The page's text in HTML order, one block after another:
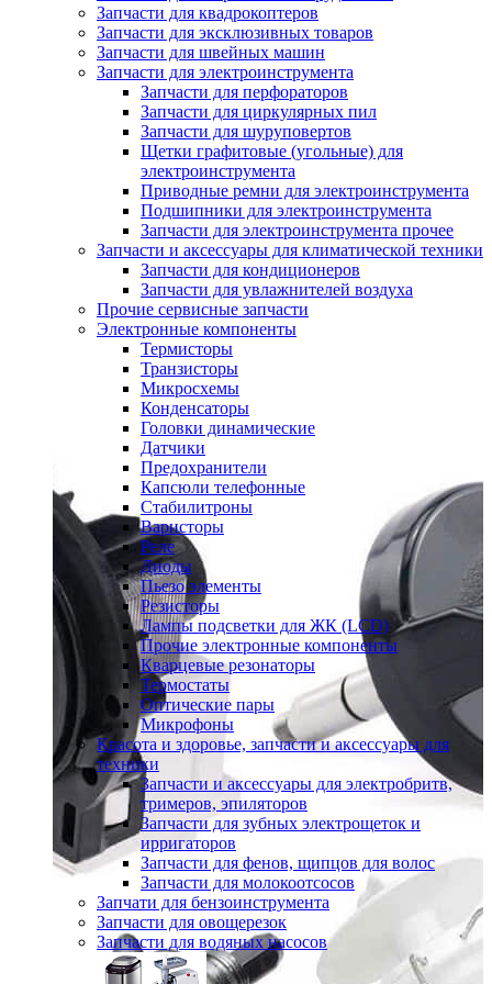
Запчасти для квадрокоптеров
Запчасти для эксклюзивных товаров
Запчасти для швейных машин
Запчасти для электроинструмента
Запчасти для перфораторов
Запчасти для циркулярных пил
Запчасти для шуруповертов
Щетки графитовые (угольные) для
электроинструмента
Приводные ремни для электроинструмента
Подшипники для электроинструмента
Запчасти для электроинструмента прочее
Запчасти и аксессуары для климатической техники
Запчасти для кондиционеров
Запчасти для увлажнителей воздуха
Прочие сервисные запчасти
Электронные компоненты
Термисторы
Транзисторы
Микросхемы
Конденсаторы
Головки динамические
Датчики
Предохранители
Капсюли телефонные
Стабилитроны
Варисторы
Реле
Диоды
Пьезо элементы
Резисторы
Лампы подсветки для ЖК (LCD)
Прочие электронные компоненты
Кварцевые резонаторы
Термостаты
Оптические пары
Микрофоны
Красота и здоровье, запчасти и аксессуары для
техники
Запчасти и аксессуары для электробритв,
тримеров, эпиляторов
Запчасти для зубных электрощеток и
ирригаторов
Запчасти для фенов, щипцов для волос
Запчасти для молокоотсосов
Запчати для бензоинструмента
Запчасти для овощерезок
Запчасти для водяных насосов